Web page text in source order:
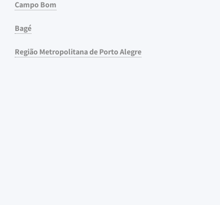
Campo Bom
Bagé
Região Metropolitana de Porto Alegre